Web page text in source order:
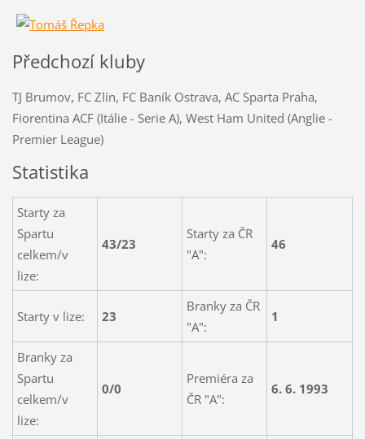
Předchozí kluby
TJ Brumov, FC Zlín, FC Baník Ostrava, AC Sparta Praha,
Fiorentina ACF (Itálie - Serie A), West Ham United (Anglie -
Premier League)
Statistika
Starty za
Spartu
celkem/v
lize:
43/23
Starty za ČR
"A":
46
Starty v lize: 23
Branky za ČR
"A":
1
Branky za
Spartu
celkem/v
lize:
0/0
Premiéra za
ČR "A":
6. 6. 1993